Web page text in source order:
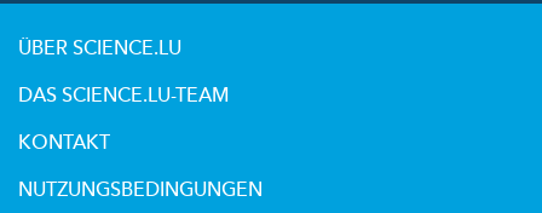
ÜBER SCIENCE.LU
DAS SCIENCE.LU-TEAM
KONTAKT
NUTZUNGSBEDINGUNGEN